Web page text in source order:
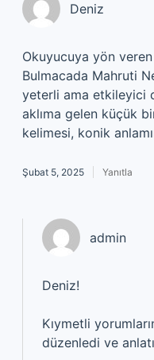
Deniz
Okuyucuya yön
Bulmacada Mahruti
yeterli ama etkileyici
aklıma gelen küçük
kelimesi, konik
Şubat 5, 2025 Yanıtla
admin
Deniz!
Kıymetli
düzenledi ve